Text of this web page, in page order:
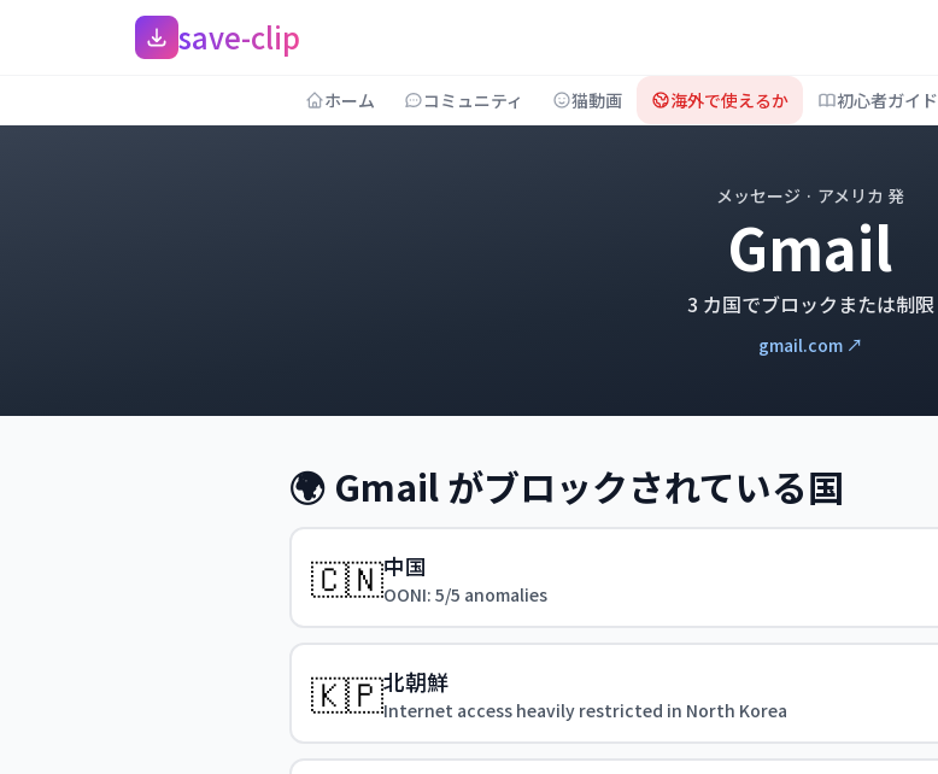
save-clip
ホーム コミュニティ 猫動画 海外で使えるか 初心者ガイド
メッセージ · アメリカ 発
Gmail
3 カ国でブロックまたは制限
gmail.com ↗
🌍 Gmail がブロックされている国
🇨🇳中国
OONI: 5/5 anomalies
🇰🇵北朝鮮
Internet access heavily restricted in North Korea